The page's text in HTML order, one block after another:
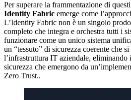
Per superare la frammentazione di
Identity Fabric emerge come
L’Identity Fabric non è un singolo
completo che integra e orchestra tutti i
funzionare come un unico sistema
un “tessuto” di sicurezza coerente che si
l’infrastruttura IT aziendale,
sicurezza che emergono da
Zero Trust..